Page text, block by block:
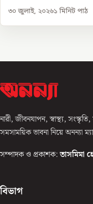
৩০ জুলাই, ২০২৬১ মিনিট পাঠ
নারী, জীবনযাপন, স্বাস্থ্য,
সমসাময়িক ভাবনা নিয়ে অনন্যা
সম্পাদক ও প্রকাশক: তাসমিমা
বিভাগ